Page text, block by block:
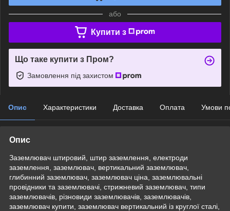
або
Купити з
Що таке купити з Пром?
Замовлення під захистом
Опис Характеристики Доставка Оплата Умови
Опис
Заземлювач штировий, штир заземлення, електроди
заземлення, заземлювач, вертикальний заземлювач,
глибинний заземлювач, заземлювач ціна, заземлювальні
провідники та заземлювачі, стрижневий заземлювач, типи
заземлювачів, різновиди заземлювачів, заземлювачів,
заземлювач купити, заземлювач вертикальний із круглої сталі,